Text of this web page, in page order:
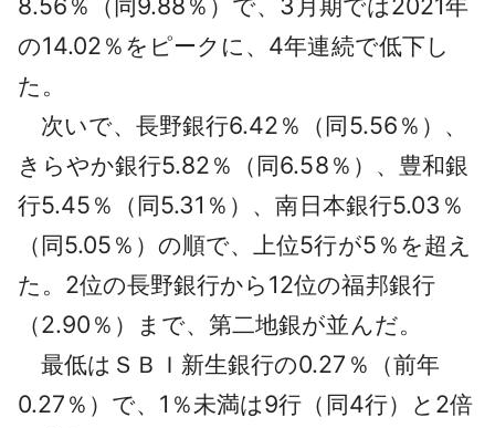
の14.02％をピークに、4年連続で低下し
た。
次いで、長野銀行6.42％（同5.56％）、
きらやか銀行5.82％（同6.58％）、豊和銀
行5.45％（同5.31％）、南日本銀行5.03％
（同5.05％）の順で、上位5行が5％を超え
た。2位の長野銀行から12位の福邦銀行
（2.90％）まで、第二地銀が並んだ。
最低はＳＢＩ新生銀行の0.27％（前年
0.27％）で、1％未満は9行（同4行）と2倍